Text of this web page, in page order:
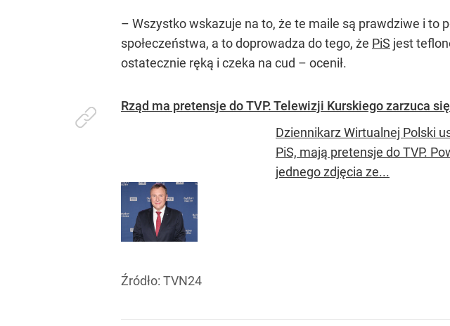
– Wszystko wskazuje na to, że te maile są prawdziwe i to
społeczeństwa, a to doprowadza do tego, że PiS jest
ostatecznie ręką i czeka na cud – ocenił.
Rząd ma pretensje do TVP. Telewizji Kurskiego zarzuca
Dziennikarz Wirtualnej Polski
PiS, mają pretensje do TVP.
jednego zdjęcia ze...
Źródło: TVN24